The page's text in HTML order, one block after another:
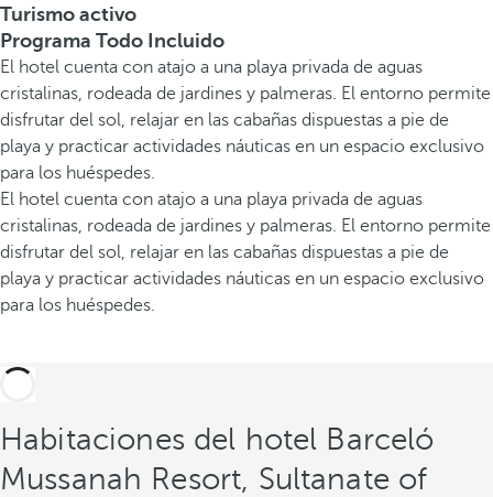
Turismo activo
Programa Todo Incluido
El hotel cuenta con atajo a una playa privada de aguas
cristalinas, rodeada de jardines y palmeras. El entorno permite
disfrutar del sol, relajar en las cabañas dispuestas a pie de
playa y practicar actividades náuticas en un espacio exclusivo
para los huéspedes.
El hotel cuenta con atajo a una playa privada de aguas
cristalinas, rodeada de jardines y palmeras. El entorno permite
disfrutar del sol, relajar en las cabañas dispuestas a pie de
playa y practicar actividades náuticas en un espacio exclusivo
para los huéspedes.
Habitaciones del hotel Barceló
Mussanah Resort, Sultanate of